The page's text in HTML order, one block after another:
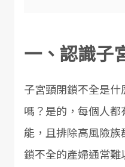
一、認識子
子宮頸閉鎖不全是
嗎？是的，每個人
能，且排除高風險
鎖不全的產婦通常